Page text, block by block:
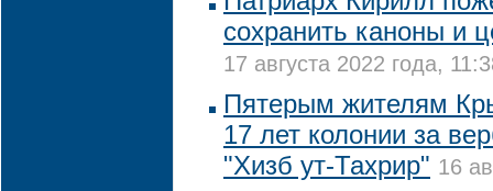
сохранить каноны и
17 августа 2022 года,
Пятерым жителям
17 лет колонии за
"Хизб ут-Тахрир" 16